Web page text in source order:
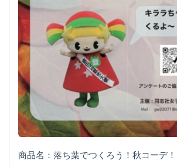
商品名：落ち葉でつくろう！秋コーデ！